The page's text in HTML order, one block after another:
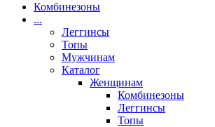
Комбинезоны
...
Леггинсы
Топы
Мужчинам
Каталог
Женщинам
Комбинезоны
Леггинсы
Топы